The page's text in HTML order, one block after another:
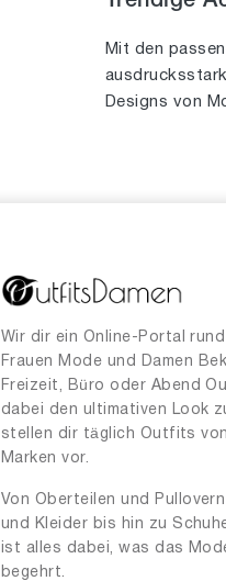
Mit den
Designs von
Wir dir ein Online-Portal
Frauen Mode und Damen
Freizeit, Büro oder Abend
dabei den ultimativen Look
stellen dir täglich Outfits
Marken vor.
Von Oberteilen und
und Kleider bis hin zu
ist alles dabei, was das
begehrt.